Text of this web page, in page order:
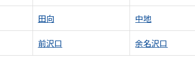
田向 中地
前沢口 余名沢口